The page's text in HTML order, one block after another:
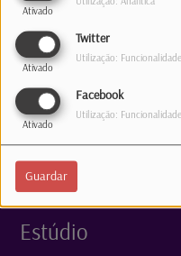
Ativado
Twitter
Ativado
Utilização: Funcionalidade
Facebook
Ativado
Utilização: Funcionalidade
Guardar
Estúdio